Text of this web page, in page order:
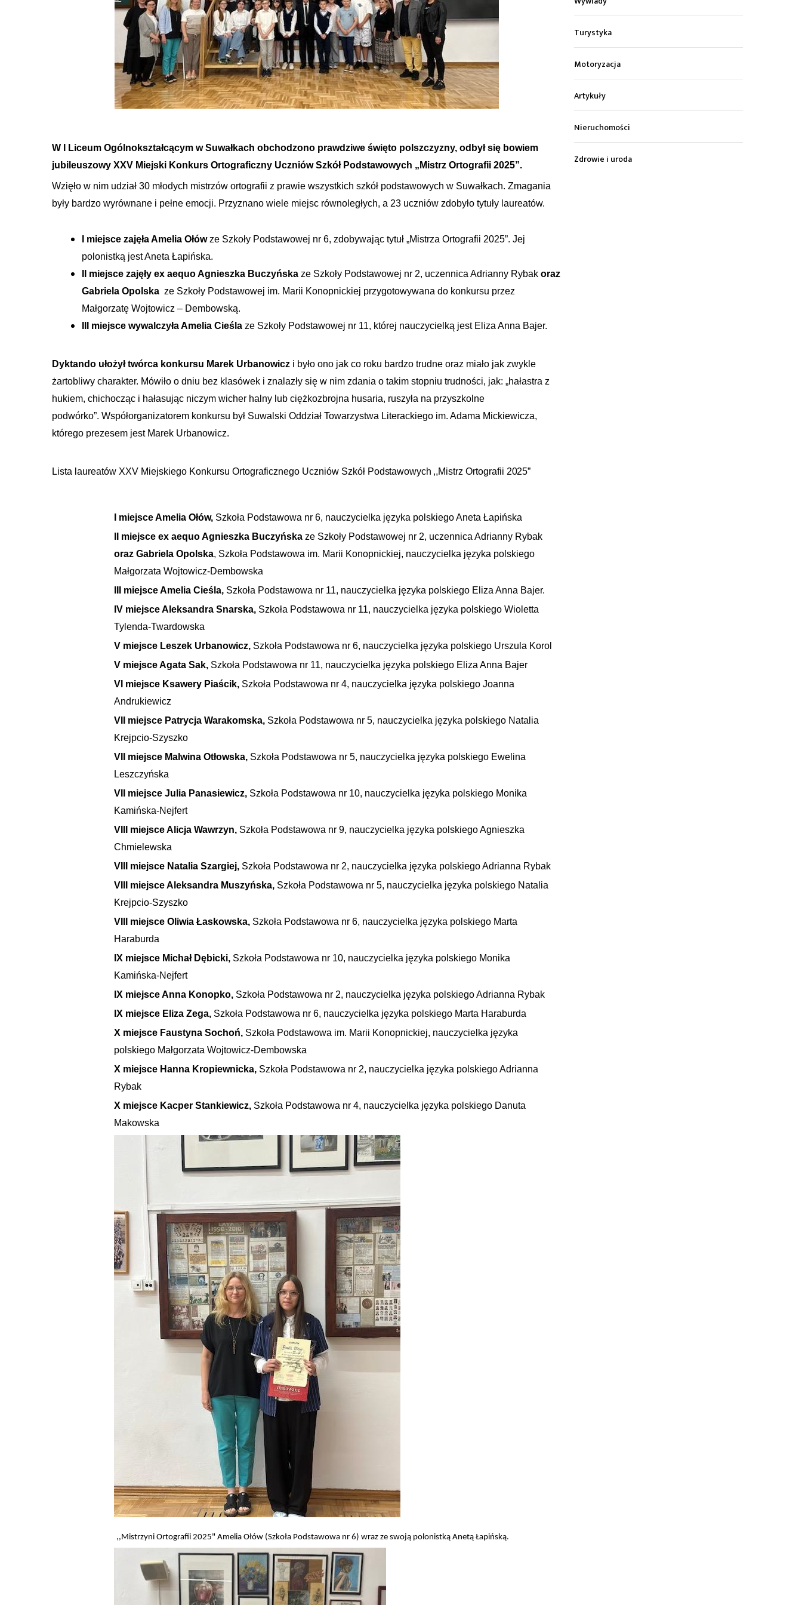
W I Liceum Ogólnokształcącym w Suwałkach obchodzono prawdziwe święto polszczyzny, odbył się bowiem
jubileuszowy XXV Miejski Konkurs Ortograficzny Uczniów Szkół Podstawowych „Mistrz Ortografii 2025”.
Wzięło w nim udział 30 młodych mistrzów ortografii z prawie wszystkich szkół podstawowych w Suwałkach. Zmagania
były bardzo wyrównane i pełne emocji. Przyznano wiele miejsc równoległych, a 23 uczniów zdobyło tytuły laureatów.
I miejsce zajęła Amelia Ołówze Szkoły Podstawowej nr 6, zdobywając tytuł „Mistrza Ortografii 2025”. Jej
polonistką jest Aneta Łapińska.
II miejsce zajęły ex aequo Agnieszka Buczyńska ze Szkoły Podstawowej nr 2, uczennica Adrianny Rybak oraz
Gabriela Opolska ze Szkoły Podstawowej im. Marii Konopnickiej przygotowywana do konkursu przez
Małgorzatę Wojtowicz – Dembowską.
III miejsce wywalczyła Amelia Cieśla ze Szkoły Podstawowej nr 11, której nauczycielką jest Eliza Anna Bajer.
Dyktando ułożył twórca konkursu Marek Urbanowicz i było ono jak co roku bardzo trudne oraz miało jak zwykle
żartobliwy charakter. Mówiło o dniu bez klasówek i znalazły się w nim zdania o takim stopniu trudności, jak: „hałastra z
hukiem, chichocząc i hałasując niczym wicher halny lub ciężkozbrojna husaria, ruszyła na przyszkolne
podwórko”. Współorganizatorem konkursu był Suwalski Oddział Towarzystwa Literackiego im. Adama Mickiewicza,
którego prezesem jest Marek Urbanowicz.
Lista laureatów XXV Miejskiego Konkursu Ortograficznego Uczniów Szkół Podstawowych ,,Mistrz Ortografii 2025”
I miejsce Amelia Ołów, Szkoła Podstawowa nr 6, nauczycielka języka polskiego Aneta Łapińska
II miejsce ex aequo Agnieszka Buczyńska ze Szkoły Podstawowej nr 2, uczennica Adrianny Rybak
oraz Gabriela Opolska, Szkoła Podstawowa im. Marii Konopnickiej, nauczycielka języka polskiego
Małgorzata Wojtowicz-Dembowska
III miejsce Amelia Cieśla, Szkoła Podstawowa nr 11, nauczycielka języka polskiego Eliza Anna Bajer.
IV miejsce Aleksandra Snarska, Szkoła Podstawowa nr 11, nauczycielka języka polskiego Wioletta
Tylenda-Twardowska
V miejsce Leszek Urbanowicz, Szkoła Podstawowa nr 6, nauczycielka języka polskiego Urszula Korol
V miejsce Agata Sak, Szkoła Podstawowa nr 11, nauczycielka języka polskiego Eliza Anna Bajer
VI miejsce Ksawery Piaścik, Szkoła Podstawowa nr 4, nauczycielka języka polskiego Joanna
Andrukiewicz
VII miejsce Patrycja Warakomska, Szkoła Podstawowa nr 5, nauczycielka języka polskiego Natalia
Krejpcio-Szyszko
VII miejsce Malwina Otłowska, Szkoła Podstawowa nr 5, nauczycielka języka polskiego Ewelina
Leszczyńska
VII miejsce Julia Panasiewicz, Szkoła Podstawowa nr 10, nauczycielka języka polskiego Monika
Kamińska-Nejfert
VIII miejsce Alicja Wawrzyn, Szkoła Podstawowa nr 9, nauczycielka języka polskiego Agnieszka
Chmielewska
VIII miejsce Natalia Szargiej, Szkoła Podstawowa nr 2, nauczycielka języka polskiego Adrianna Rybak
VIII miejsce Aleksandra Muszyńska, Szkoła Podstawowa nr 5, nauczycielka języka polskiego Natalia
Krejpcio-Szyszko
VIII miejsce Oliwia Łaskowska, Szkoła Podstawowa nr 6, nauczycielka języka polskiego Marta
Haraburda
IX miejsce Michał Dębicki, Szkoła Podstawowa nr 10, nauczycielka języka polskiego Monika
Kamińska-Nejfert
IX miejsce Anna Konopko, Szkoła Podstawowa nr 2, nauczycielka języka polskiego Adrianna Rybak
IX miejsce Eliza Zega, Szkoła Podstawowa nr 6, nauczycielka języka polskiego Marta Haraburda
X miejsce Faustyna Sochoń, Szkoła Podstawowa im. Marii Konopnickiej, nauczycielka języka
polskiego Małgorzata Wojtowicz-Dembowska
X miejsce Hanna Kropiewnicka, Szkoła Podstawowa nr 2, nauczycielka języka polskiego Adrianna
Rybak
X miejsce Kacper Stankiewicz, Szkoła Podstawowa nr 4, nauczycielka języka polskiego Danuta
Makowska
,,Mistrzyni Ortografii 2025" Amelia Ołów (Szkoła Podstawowa nr 6) wraz ze swoją polonistką Anetą Łapińską.
Turystyka
Motoryzacja
Artykuły
Nieruchomości
Zdrowie i uroda